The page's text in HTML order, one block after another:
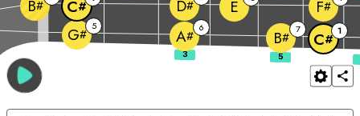
G# 5
A# 6
B# 7
C# 1
B# C# D# E F#